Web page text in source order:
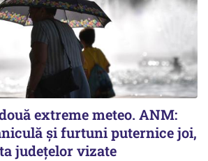
extreme meteo. ANM:
și furtuni puternice joi,
județelor vizate